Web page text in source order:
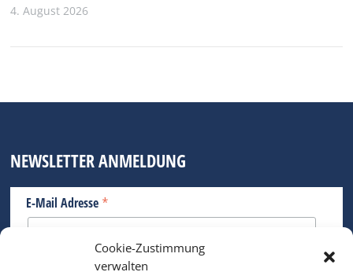
Cookie-Zustimmung
verwalten
4. August 2026
NEWSLETTER ANMELDUNG
E-Mail Adresse *
Bitte geben Sie Ihre E-Mail Adresse ein.